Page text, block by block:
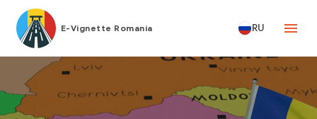
E-Vignette Romania RU